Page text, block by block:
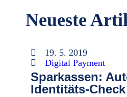
Neueste
19. 5. 2019
Digital Payment
Sparkassen:
Identitäts-Check